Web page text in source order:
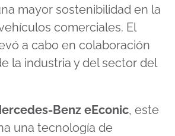
mayor sostenibilidad en la
comerciales. El
a cabo en colaboración
la industria y del sector del
Benz eEconic, este
una tecnología de